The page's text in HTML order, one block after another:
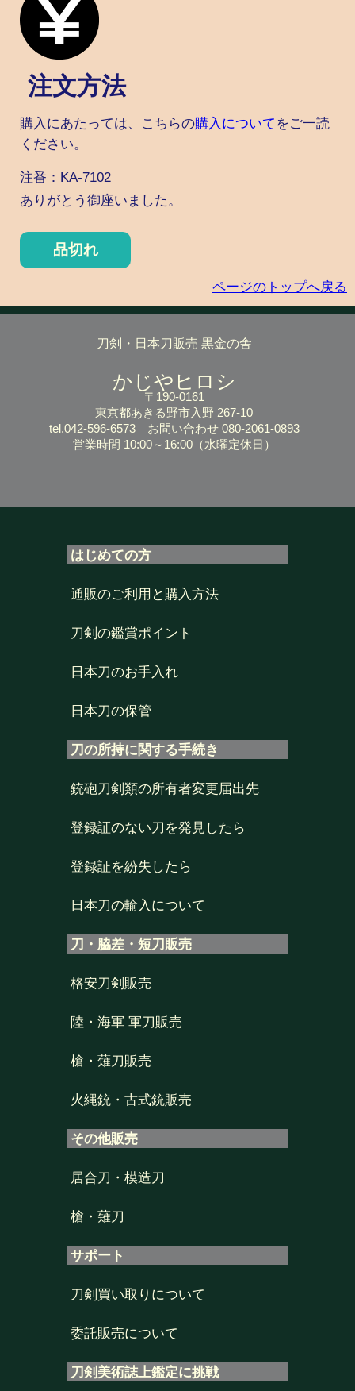
注文方法
購入にあたっては、こちらの購入について をご一読
ください。
注番：KA-7102
ありがとう御座いました。
品切れ
ページのトップへ戻る
刀剣・日本刀販売 黒金の舎
かじやヒロシ
〒190-0161
東京都あきる野市入野 267-10
tel.042-596-6573 お問い合わせ 080-2061-0893
営業時間 10:00～16:00（水曜定休日）
はじめての方
通販のご利用と購入方法
刀剣の鑑賞ポイント
日本刀のお手入れ
日本刀の保管
刀の所持に関する手続き
銃砲刀剣類の所有者変更届出先
登録証のない刀を発見したら
登録証を紛失したら
日本刀の輸入について
刀・脇差・短刀販売
格安刀剣販売
陸・海軍 軍刀販売
槍・薙刀販売
火縄銃・古式銃販売
その他販売
居合刀・模造刀
槍・薙刀
サポート
刀剣買い取りについて
委託販売について
刀剣美術誌上鑑定に挑戦